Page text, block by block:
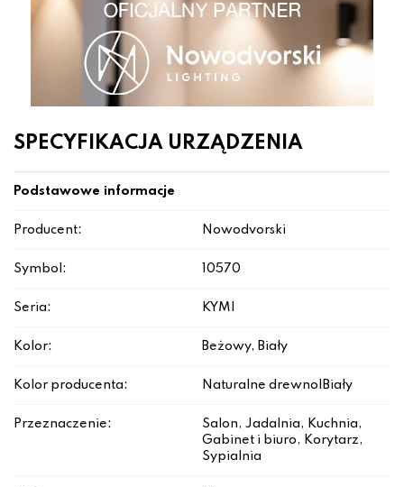
SPECYFIKACJA URZĄDZENIA
Podstawowe informacje
Producent: Nowodvorski
Symbol: 10570
Seria: KYMI
Kolor: Beżowy, Biały
Kolor producenta: Naturalne drewno|Biały
Przeznaczenie:
Salon, Jadalnia, Kuchnia,
Gabinet i biuro, Korytarz,
Sypialnia